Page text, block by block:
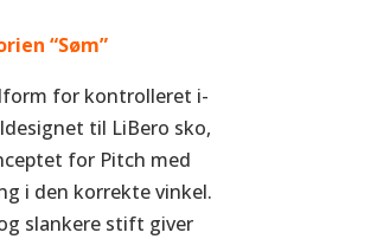
“Søm”
for kontrolleret i-
til LiBero sko,
for Pitch med
i den korrekte vinkel.
slankere stift giver